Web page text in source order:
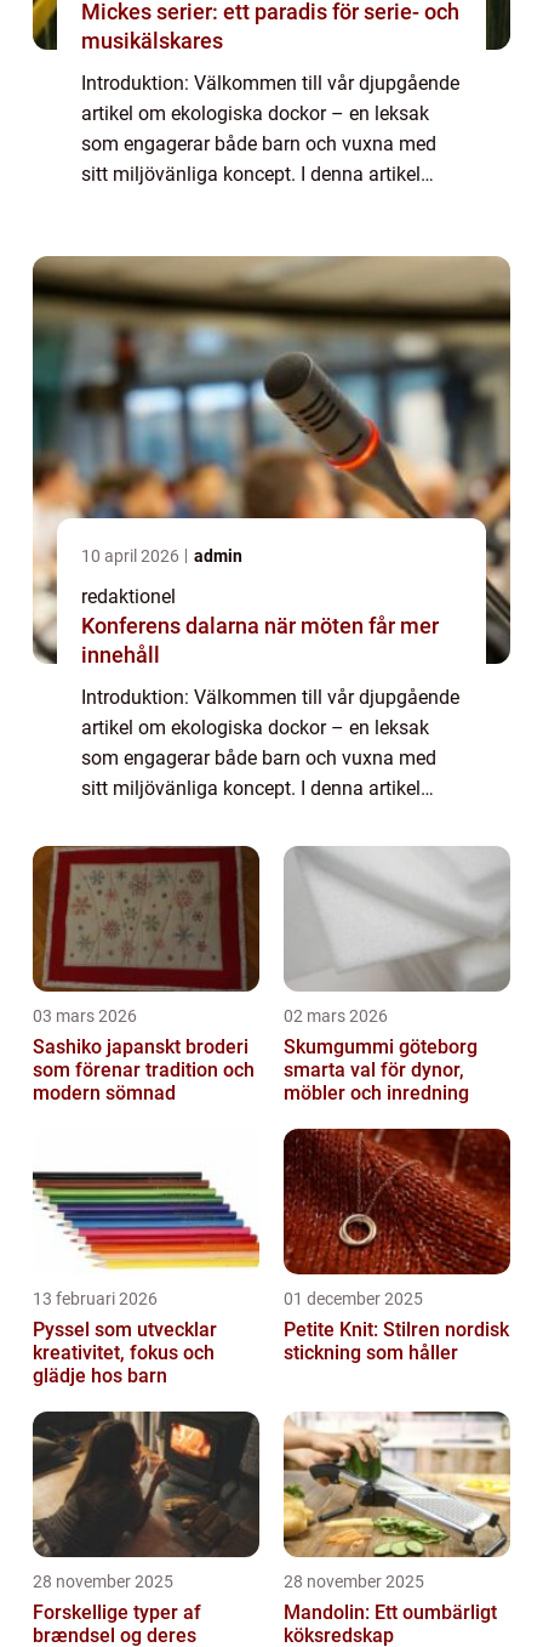
Mickes serier: ett paradis för serie- och
musikälskares
Introduktion: Välkommen till vår djupgående
artikel om ekologiska dockor – en leksak
som engagerar både barn och vuxna med
sitt miljövänliga koncept. I denna artikel
10 april 2026 admin
redaktionel
Konferens dalarna när möten får mer
innehåll
Introduktion: Välkommen till vår djupgående
artikel om ekologiska dockor – en leksak
som engagerar både barn och vuxna med
sitt miljövänliga koncept. I denna artikel
dockor är, de olika typerna och de fakto...
03 mars 2026
Sashiko japanskt broderi
som förenar tradition och
modern sömnad
02 mars 2026
Skumgummi göteborg
smarta val för dynor,
möbler och inredning
13 februari 2026
Pyssel som utvecklar
kreativitet, fokus och
glädje hos barn
01 december 2025
Petite Knit: Stilren nordisk
stickning som håller
28 november 2025
Forskellige typer af
brændsel og deres
28 november 2025
Mandolin: Ett oumbärligt
köksredskap